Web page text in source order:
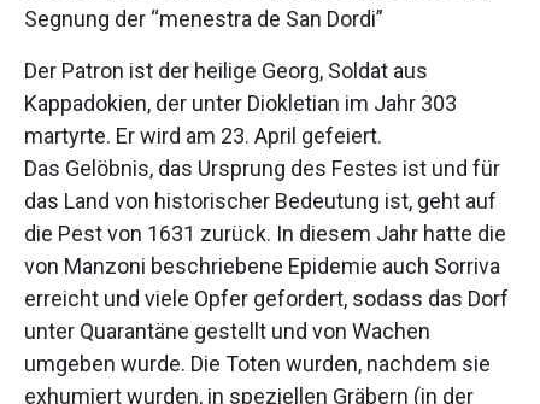
Segnung der “menestra de San Dordi”
Der Patron ist der heilige Georg, Soldat aus
Kappadokien, der unter Diokletian im Jahr 303
martyrte. Er wird am 23. April gefeiert.
Das Gelöbnis, das Ursprung des Festes ist und für
das Land von historischer Bedeutung ist, geht auf
die Pest von 1631 zurück. In diesem Jahr hatte die
von Manzoni beschriebene Epidemie auch Sorriva
erreicht und viele Opfer gefordert, sodass das Dorf
unter Quarantäne gestellt und von Wachen
umgeben wurde. Die Toten wurden, nachdem sie
exhumiert wurden, in speziellen Gräbern (in der